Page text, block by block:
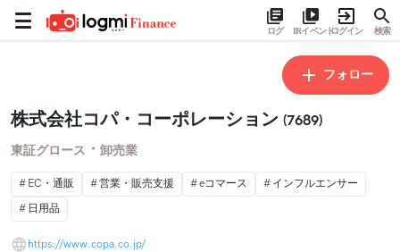
ログ IRイベントログイン 検索
フォロー
株式会社コパ・コーポレーション (7689)
東証グロース ・ 卸売業
EC・通販 営業・販売支援 eコマース
インフルエンサー
日用品
https://www.copa.co.jp/